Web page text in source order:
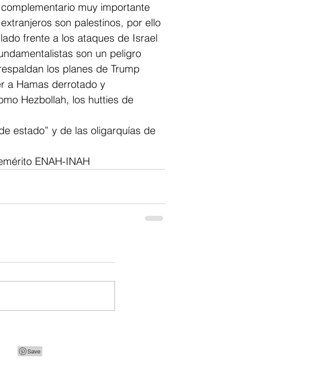
muy importante
son palestinos, por ello
frente a los ataques de Israel
son un peligro
los planes de Trump
a Hamas derrotado y
Hezbollah, los hutties de
estado” y de las oligarquías de
ENAH-INAH